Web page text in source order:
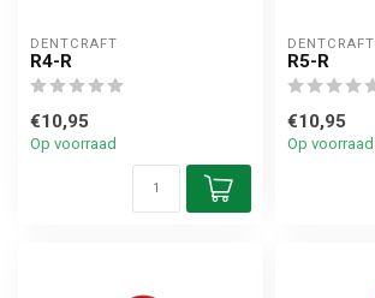
DENTCRAFT
R4-R
€10,95
Op voorraad
DENTCRAFT
R5-R
€10,95
Op voorraad